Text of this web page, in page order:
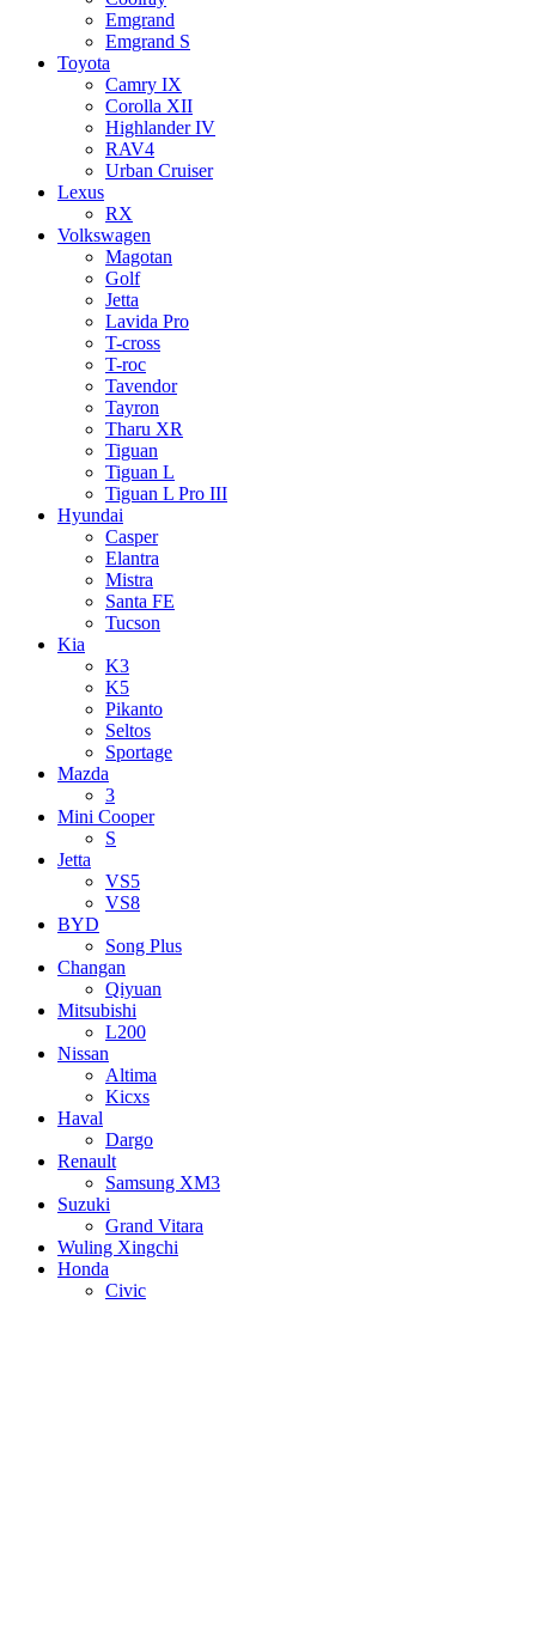
Emgrand
Emgrand S
Toyota
Camry IX
Corolla XII
Highlander IV
RAV4
Urban Cruiser
Lexus
RX
Volkswagen
Magotan
Golf
Jetta
Lavida Pro
T-cross
T-roc
Tavendor
Tayron
Tharu XR
Tiguan
Tiguan L
Tiguan L Pro III
Hyundai
Casper
Elantra
Mistra
Santa FE
Tucson
Kia
K3
K5
Pikanto
Seltos
Sportage
Mazda
3
Mini Cooper
S
Jetta
VS5
VS8
BYD
Song Plus
Changan
Qiyuan
Mitsubishi
L200
Nissan
Altima
Kicxs
Haval
Dargo
Renault
Samsung XM3
Suzuki
Grand Vitara
Wuling Xingchi
Honda
Civic